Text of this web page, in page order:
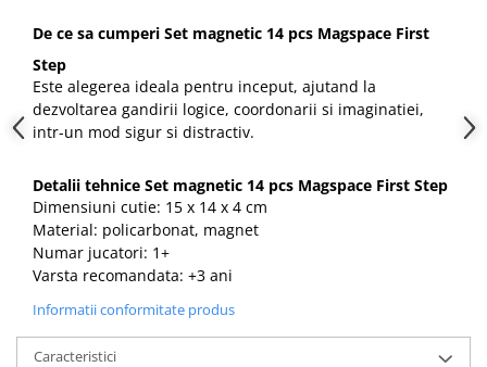
De ce sa cumperi Set magnetic 14 pcs Magspace First
Step
Este alegerea ideala pentru inceput, ajutand la
dezvoltarea gandirii logice, coordonarii si imaginatiei,
intr-un mod sigur si distractiv.
Detalii tehnice Set magnetic 14 pcs Magspace First Step
Dimensiuni cutie: 15 x 14 x 4 cm
Material: policarbonat, magnet
Numar jucatori: 1+
Varsta recomandata: +3 ani
Informatii conformitate produs
Caracteristici